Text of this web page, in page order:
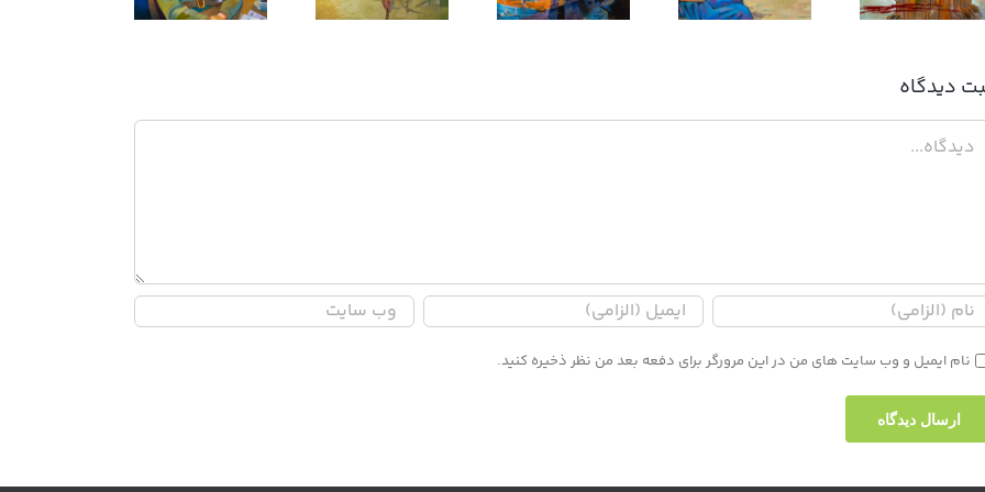
ديدگاه
نام ایمیل و وب سایت های من در این مرورگر برای دفعه بعد من نظر ذخیره کنید.